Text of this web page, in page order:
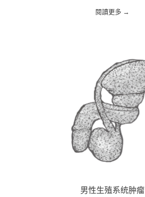
閱讀更多 →
男性生殖系统肿瘤